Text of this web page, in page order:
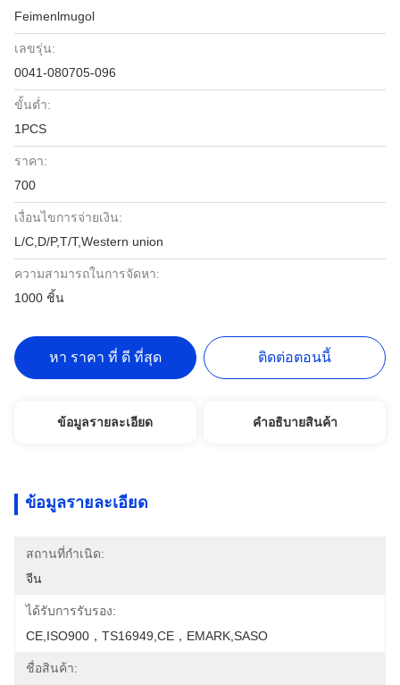
Feimenlmugol
เลขรุ่น:
0041-080705-096
ขั้นต่ำ:
1PCS
ราคา:
700
เงื่อนไขการจ่ายเงิน:
L/C,D/P,T/T,Western union
ความสามารถในการจัดหา:
1000 ชิ้น
หา ราคา ที่ ดี ที่สุด ติดต่อตอนนี้
ข้อมูลรายละเอียด คําอธิบายสินค้า
ข้อมูลรายละเอียด
สถานที่กำเนิด:
จีน
ได้รับการรับรอง:
CE,ISO900，TS16949,CE，EMARK,SASO
ชื่อสินค้า: